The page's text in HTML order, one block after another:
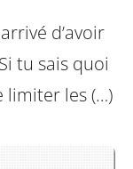
d’avoir
tu sais quoi
limiter les (…)